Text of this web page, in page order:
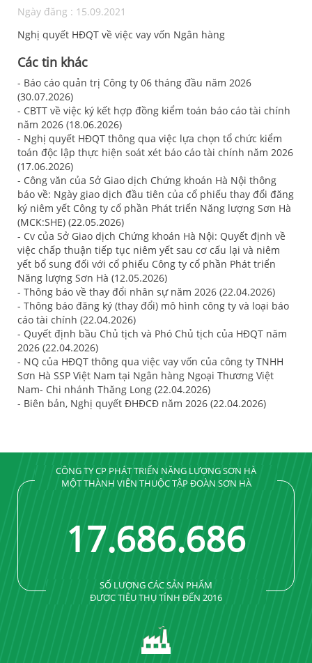
Ngày đăng : 15.09.2021
Nghị quyết HĐQT về việc vay vốn Ngân hàng
Các tin khác
- Báo cáo quản trị Công ty 06 tháng đầu năm 2026
(30.07.2026)
- CBTT về việc ký kết hợp đồng kiểm toán báo cáo tài chính
năm 2026 (18.06.2026)
- Nghị quyết HĐQT thông qua việc lựa chọn tổ chức kiểm
toán độc lập thực hiện soát xét báo cáo tài chính năm 2026
(17.06.2026)
- Công văn của Sở Giao dịch Chứng khoán Hà Nội thông
báo về: Ngày giao dịch đầu tiên của cổ phiếu thay đổi đăng
ký niêm yết Công ty cổ phần Phát triển Năng lượng Sơn Hà
(MCK:SHE) (22.05.2026)
- Cv của Sở Giao dịch Chứng khoán Hà Nội: Quyết định về
việc chấp thuận tiếp tục niêm yết sau cơ cấu lại và niêm
yết bổ sung đối với cổ phiếu Công ty cổ phần Phát triển
Năng lượng Sơn Hà (12.05.2026)
- Thông báo về thay đổi nhân sự năm 2026 (22.04.2026)
- Thông báo đăng ký (thay đổi) mô hình công ty và loại báo
cáo tài chính (22.04.2026)
- Quyết định bầu Chủ tịch và Phó Chủ tịch của HĐQT năm
2026 (22.04.2026)
- NQ của HĐQT thông qua việc vay vốn của công ty TNHH
Sơn Hà SSP Việt Nam tại Ngân hàng Ngoại Thương Việt
Nam- Chi nhánh Thăng Long (22.04.2026)
- Biên bản, Nghị quyết ĐHĐCĐ năm 2026 (22.04.2026)
CÔNG TY CP PHÁT TRIỂN NĂNG LƯỢNG SƠN HÀ
MỘT THÀNH VIÊN THUỘC TẬP ĐOÀN SƠN HÀ
17.689.689
SỐ LƯỢNG CÁC SẢN PHẨM
ĐƯỢC TIÊU THỤ TÍNH ĐẾN 2016